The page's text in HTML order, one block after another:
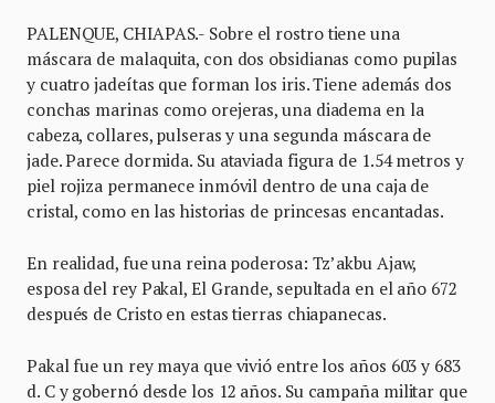
PALENQUE, CHIAPAS.- Sobre el rostro tiene una
máscara de malaquita, con dos obsidianas como pupilas
y cuatro jadeítas que forman los iris. Tiene además dos
conchas marinas como orejeras, una diadema en la
cabeza, collares, pulseras y una segunda máscara de
jade. Parece dormida. Su ataviada figura de 1.54 metros y
piel rojiza permanece inmóvil dentro de una caja de
cristal, como en las historias de princesas encantadas.
En realidad, fue una reina poderosa: Tz’akbu Ajaw,
esposa del rey Pakal, El Grande, sepultada en el año 672
después de Cristo en estas tierras chiapanecas.
Pakal fue un rey maya que vivió entre los años 603 y 683
d. C y gobernó desde los 12 años. Su campaña militar que